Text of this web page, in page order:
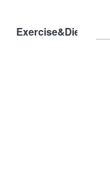
Exercise&Diet